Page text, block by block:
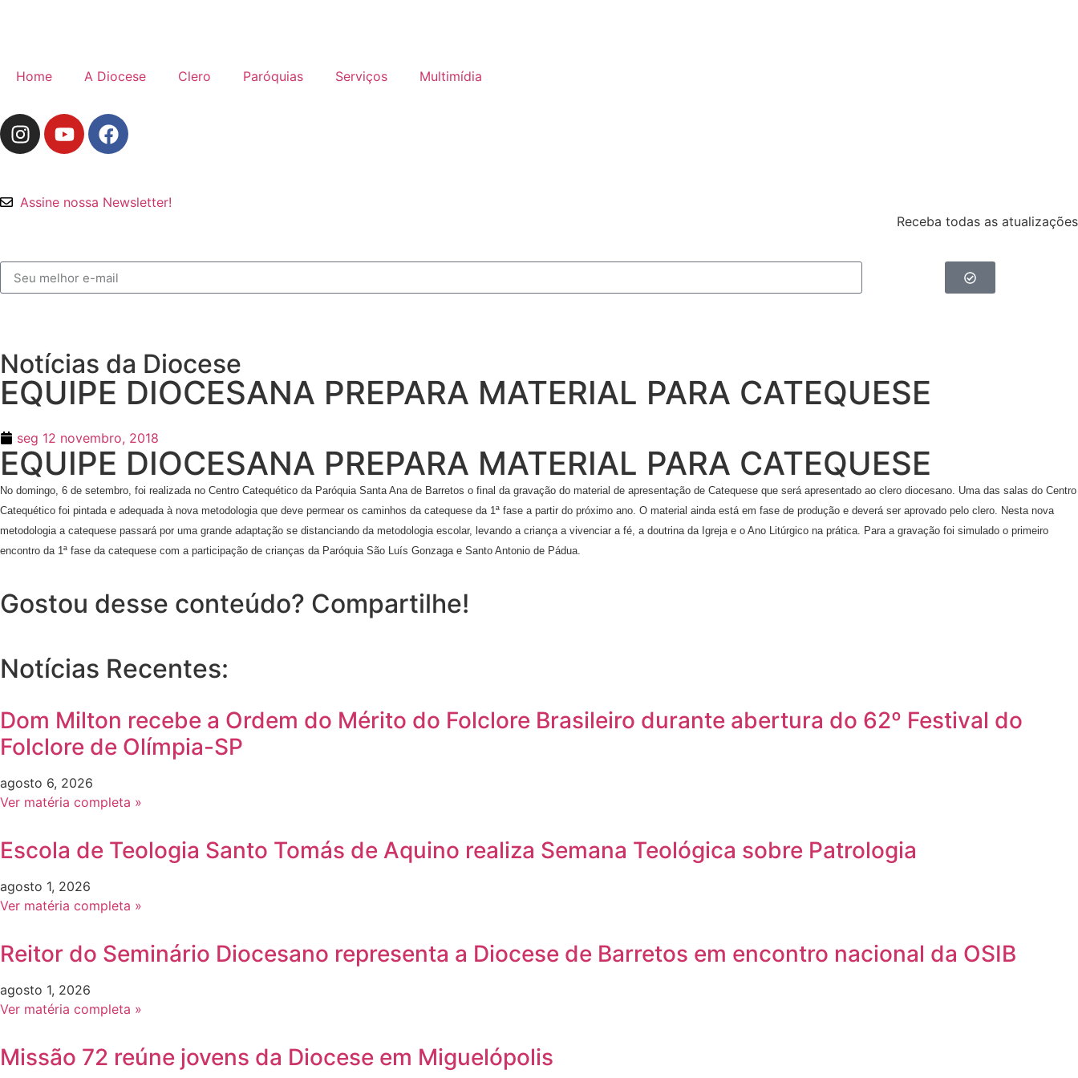
Home A Diocese Clero Paróquias Serviços Multimídia
Assine nossa Newsletter!
Receba todas as atualizações
Notícias da Diocese
EQUIPE DIOCESANA PREPARA MATERIAL PARA CATEQUESE
seg 12 novembro, 2018
EQUIPE DIOCESANA PREPARA MATERIAL PARA CATEQUESE
No domingo, 6 de setembro, foi realizada no Centro Catequético da Paróquia Santa Ana de Barretos o final da gravação do material de apresentação de Catequese que será apresentado ao clero diocesano. Uma das salas do Centro
Catequético foi pintada e adequada à nova metodologia que deve permear os caminhos da catequese da 1ª fase a partir do próximo ano. O material ainda está em fase de produção e deverá ser aprovado pelo clero. Nesta nova
metodologia a catequese passará por uma grande adaptação se distanciando da metodologia escolar, levando a criança a vivenciar a fé, a doutrina da Igreja e o Ano Litúrgico na prática. Para a gravação foi simulado o primeiro
encontro da 1ª fase da catequese com a participação de crianças da Paróquia São Luís Gonzaga e Santo Antonio de Pádua.
Gostou desse conteúdo? Compartilhe!
Notícias Recentes:
Dom Milton recebe a Ordem do Mérito do Folclore Brasileiro durante abertura do 62º Festival do
Folclore de Olímpia-SP
agosto 6, 2026
Ver matéria completa »
Escola de Teologia Santo Tomás de Aquino realiza Semana Teológica sobre Patrologia
agosto 1, 2026
Ver matéria completa »
Reitor do Seminário Diocesano representa a Diocese de Barretos em encontro nacional da OSIB
agosto 1, 2026
Ver matéria completa »
Missão 72 reúne jovens da Diocese em Miguelópolis